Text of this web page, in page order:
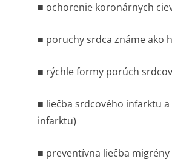
■ ochorenie koronárnych
■ poruchy srdca známe ako
■ rýchle formy porúch
■ liečba srdcového infarktu
infarktu)
■ preventívna liečba